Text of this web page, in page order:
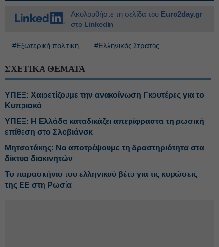
Ακολουθήστε τη σελίδα του Euro2day.gr
στο Linkedin
#Εξωτερική πολιτική #Ελληνικός Στρατός
ΣΧΕΤΙΚΑ ΘΕΜΑΤΑ
ΥΠΕΞ: Χαιρετίζουμε την ανακοίνωση Γκουτέρες για το
Κυπριακό
ΥΠΕΞ: Η Ελλάδα καταδικάζει απερίφραστα τη ρωσική
επίθεση στο Σλοβιάνσκ
Μητσοτάκης: Να αποτρέψουμε τη δραστηριότητα στα
δίκτυα διακινητών
Το παρασκήνιο του ελληνικού βέτο για τις κυρώσεις
της ΕΕ στη Ρωσία